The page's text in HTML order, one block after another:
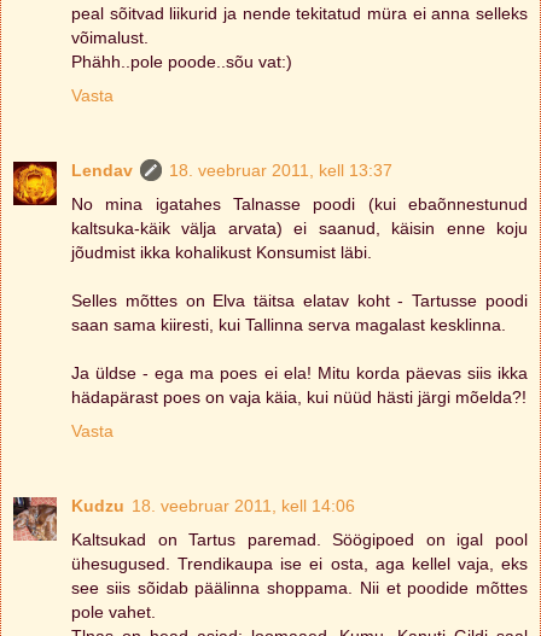
peal sõitvad liikurid ja nende tekitatud müra ei anna selleks
võimalust.
Phähh..pole poode..sõu vat:)
Vasta
Lendav
18. veebruar 2011, kell 13:37
No mina igatahes Talnasse poodi (kui ebaõnnestunud
kaltsuka-käik välja arvata) ei saanud, käisin enne koju
jõudmist ikka kohalikust Konsumist läbi.
Selles mõttes on Elva täitsa elatav koht - Tartusse poodi
saan sama kiiresti, kui Tallinna serva magalast kesklinna.
Ja üldse - ega ma poes ei ela! Mitu korda päevas siis ikka
hädapärast poes on vaja käia, kui nüüd hästi järgi mõelda?!
Vasta
Kudzu 18. veebruar 2011, kell 14:06
Kaltsukad on Tartus paremad. Söögipoed on igal pool
ühesugused. Trendikaupa ise ei osta, aga kellel vaja, eks
see siis sõidab päälinna shoppama. Nii et poodide mõttes
pole vahet.